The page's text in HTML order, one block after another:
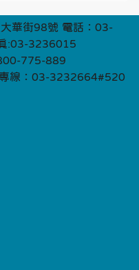
華街98號 電話：03-
:03-3236015
775-889
線：03-3232664#520